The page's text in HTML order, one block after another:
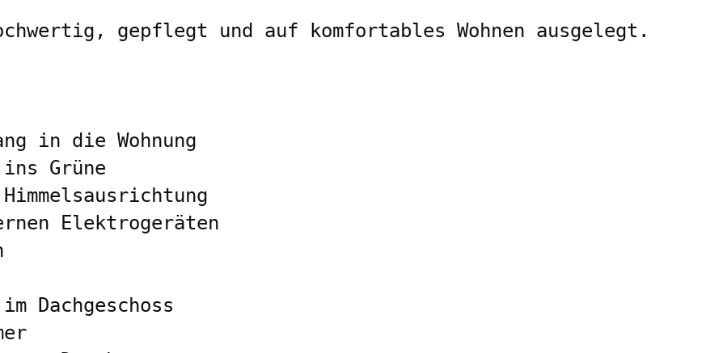
gepflegt und auf komfortables Wohnen ausgelegt.
in die Wohnung
Grüne
Elektrogeräten
Dachgeschoss